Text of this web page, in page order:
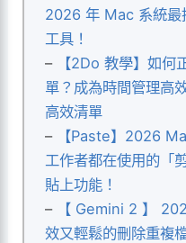
2026 年 Mac 系統最
工具！
–
【2Do 教學】如
單？成為時間管理高
高效清單
–
【Paste】2026
工作者都在使用的「
貼上功能！
–
【 Gemini 2 】
效又輕鬆的刪除重複